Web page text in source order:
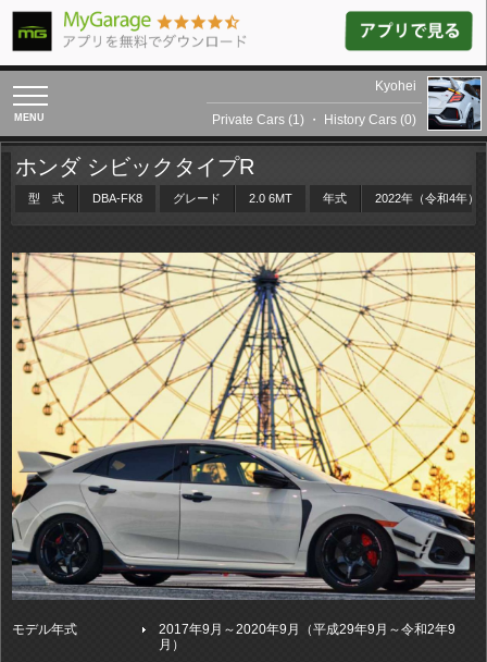
toggle
navigation
Kyohei
Private Cars (1) ・ History Cars (0)
ホンダ シビックタイプR
型 式 DBA-FK8 グレード 2.0 6MT 年式 2022年（令和4年）
モデル年式
2017年9月～2020年9月（平成29年9月～令和2年9
月）